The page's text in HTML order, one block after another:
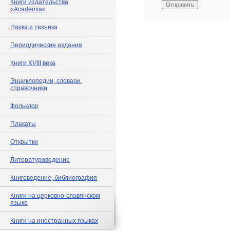
Книги издательства
«Academia»
Наука и техника
Периодические издания
Книги XVIII века
Энциклопедии, словари,
справочники
Фольклор
Плакаты
Открытки
Литературоведение
Книговедение, библиография
Книги на церковно-славянском
языке
Книги на иностранных языках